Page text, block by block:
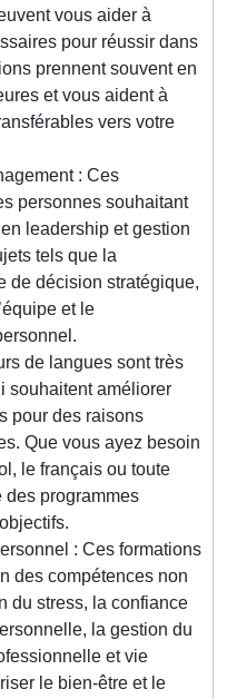
vous aider à
pour réussir dans
prennent souvent en
et vous aident à
vers votre
: Ces
personnes souhaitant
leadership et gestion
tels que la
de décision stratégique,
et le
de langues sont très
souhaitent améliorer
pour des raisons
Que vous ayez besoin
le français ou toute
des programmes
: Ces formations
des compétences non
du stress, la confiance
la gestion du
et vie
le bien-être et le